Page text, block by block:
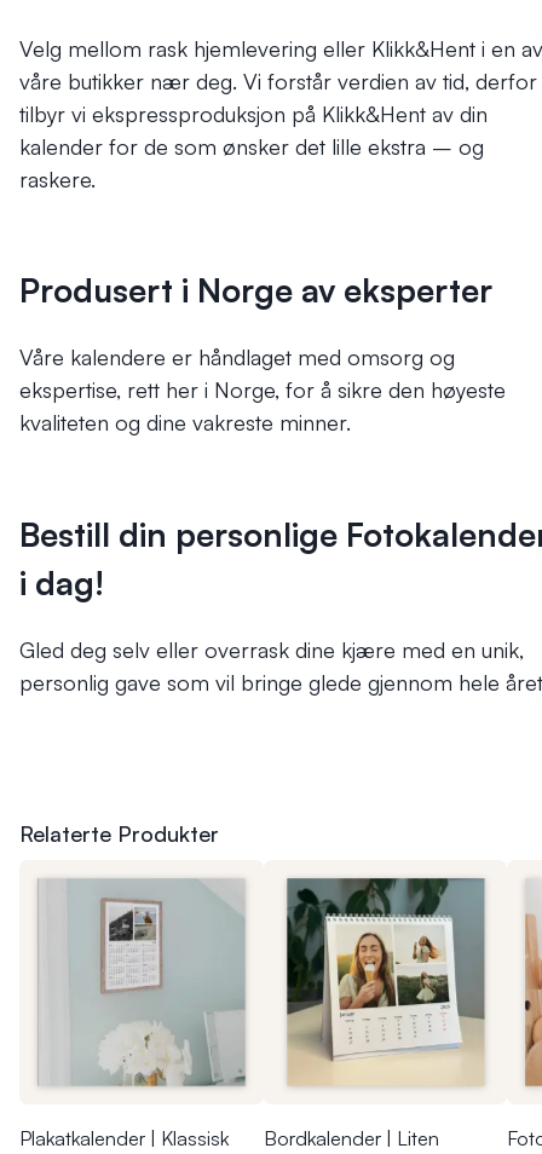
Velg mellom rask hjemlevering eller Klikk&Hent i en av
våre butikker nær deg. Vi forstår verdien av tid, derfor
tilbyr vi ekspressproduksjon på Klikk&Hent av din
kalender for de som ønsker det lille ekstra – og
raskere.
Produsert i Norge av eksperter
Våre kalendere er håndlaget med omsorg og
ekspertise, rett her i Norge, for å sikre den høyeste
kvaliteten og dine vakreste minner.
Bestill din personlige
i dag!
Gled deg selv eller overrask dine kjære med en unik,
personlig gave som vil bringe glede gjennom hele
Relaterte Produkter
Plakatkalender | Klassisk
Bordkalender | Liten